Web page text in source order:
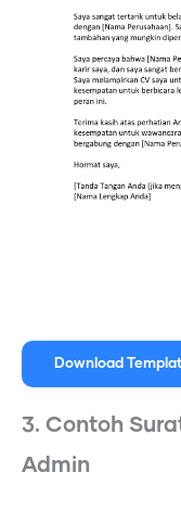
Download
3. Contoh
Admin